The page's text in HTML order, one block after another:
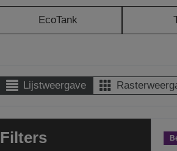
EcoTank
Lijstweergave
Filters